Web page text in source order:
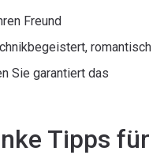
Freund
romantisch
Sie garantiert das
Tipps für